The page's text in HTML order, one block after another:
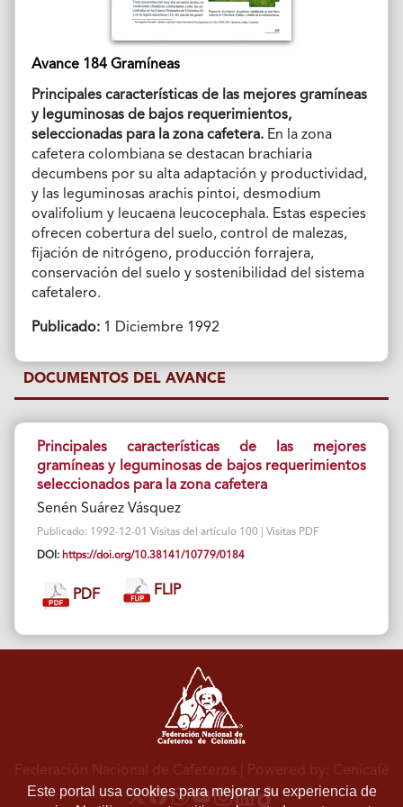
Avance 184 Gramíneas
Principales características de las mejores gramíneas
y leguminosas de bajos requerimientos,
seleccionadas para la zona cafetera. En la zona
cafetera colombiana se destacan brachiaria
decumbens por su alta adaptación y productividad,
y las leguminosas arachis pintoi, desmodium
ovalifolium y leucaena leucocephala. Estas especies
ofrecen cobertura del suelo, control de malezas,
fijación de nitrógeno, producción forrajera,
conservación del suelo y sostenibilidad del sistema
cafetalero.
Publicado:1 Diciembre 1992
DOCUMENTOS DEL AVANCE
Principales características de las mejores
gramíneas y leguminosas de bajos requerimientos
seleccionados para la zona cafetera
Senén Suárez Vásquez
Publicado: 1992-12-01 Visitas del artículo 100 | Visitas PDF
DOI: https://doi.org/10.38141/10779/0184
PDF FLIP
Este portal usa cookies para mejorar su experiencia de
Federación Nacional de Cafeteros | Powered by: Cenicafé